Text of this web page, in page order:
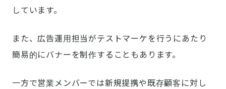
しています。
また、広告運用担当がテストマーケを行うにあたり
簡易的にバナーを制作することもあります。
一方で営業メンバーでは新規提携や既存顧客に対し